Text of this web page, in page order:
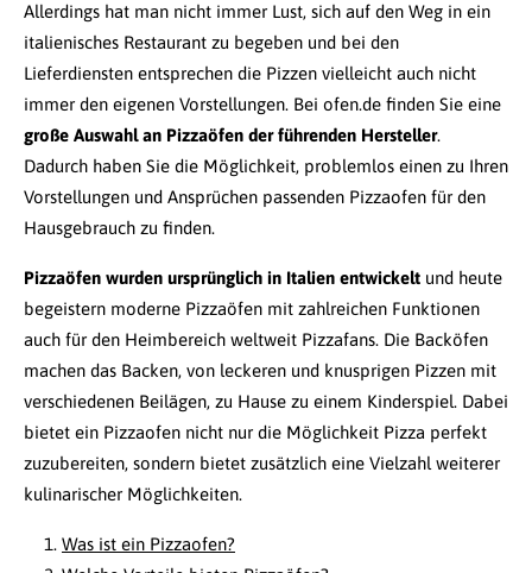
Allerdings hat man nicht immer Lust, sich auf den Weg in ein
italienisches Restaurant zu begeben und bei den
Lieferdiensten entsprechen die Pizzen vielleicht auch nicht
immer den eigenen Vorstellungen. Bei ofen.de finden Sie eine
große Auswahl an Pizzaöfen der führenden Hersteller.
Dadurch haben Sie die Möglichkeit, problemlos einen zu Ihren
Vorstellungen und Ansprüchen passenden Pizzaofen für den
Hausgebrauch zu finden.
Pizzaöfen wurden ursprünglich in Italien entwickelt und heute
begeistern moderne Pizzaöfen mit zahlreichen Funktionen
auch für den Heimbereich weltweit Pizzafans. Die Backöfen
machen das Backen, von leckeren und knusprigen Pizzen mit
verschiedenen Beilägen, zu Hause zu einem Kinderspiel. Dabei
bietet ein Pizzaofen nicht nur die Möglichkeit Pizza perfekt
zuzubereiten, sondern bietet zusätzlich eine Vielzahl weiterer
kulinarischer Möglichkeiten.
Was ist ein Pizzaofen?